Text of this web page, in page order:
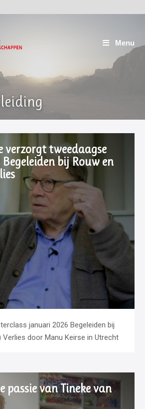
Menu
verzorgt tweedaagse
bij Rouw en
januari 2026 Begeleiden bij
Verlies door Manu Keirse in Utrecht
passie van Tineke van